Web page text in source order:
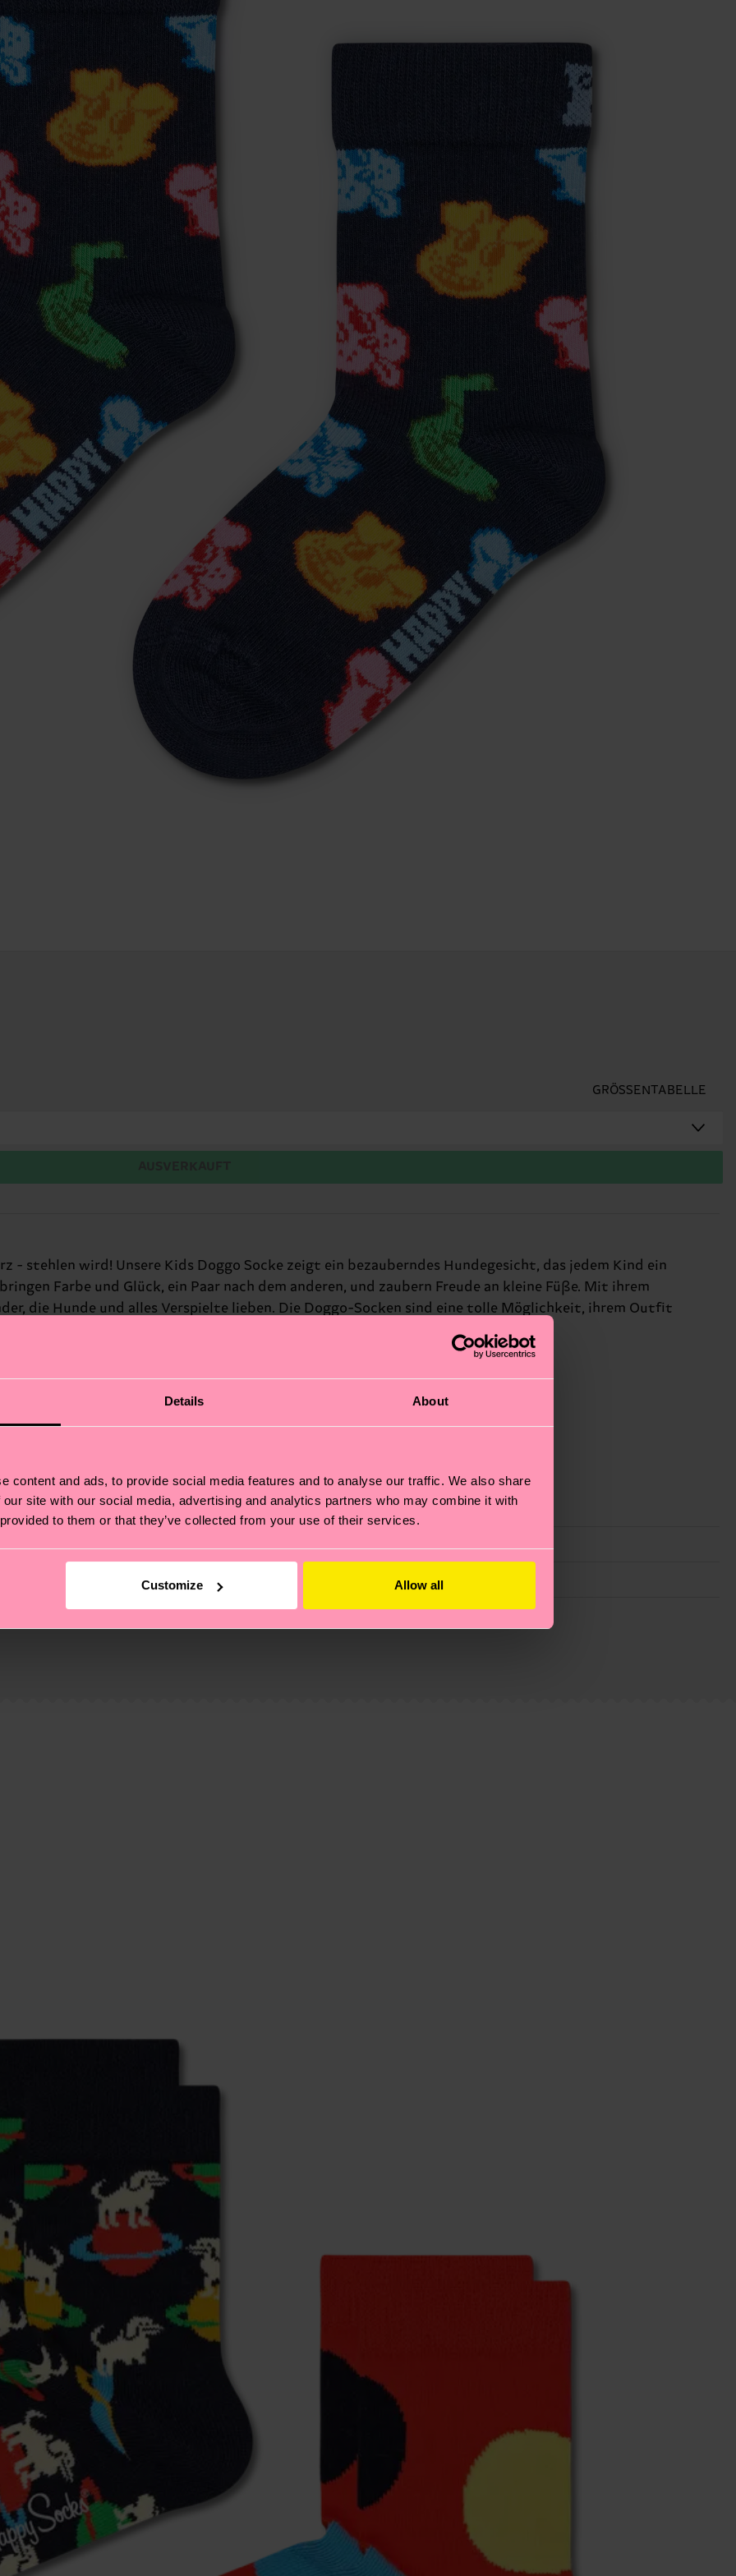
Details About
content and ads, to provide social media features and to analyse our traffic. We also share
site with our social media, advertising and analytics partners who may combine it with
to them or that they’ve collected from your use of their services.
Customize Allow all
GRÖSSENTABELLE
- stehlen wird! Unsere Kids Doggo Socke zeigt ein bezauberndes Hundegesicht, das jedem Kind ein
Farbe und Glück, ein Paar nach dem anderen, und zaubern Freude an kleine Füße. Mit ihrem
die Hunde und alles Verspielte lieben. Die Doggo-Socken sind eine tolle Möglichkeit, ihrem Outfit
zu setzen. Perfektes Geschenk für: Kinder, die Hunde lieben.
– es geht auch um eine ethische Lieferkette, die Reduzierung von Emissionen, die richtige Pflege von